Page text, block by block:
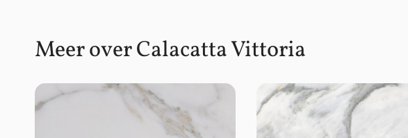
Meer over Calacatta Vittoria